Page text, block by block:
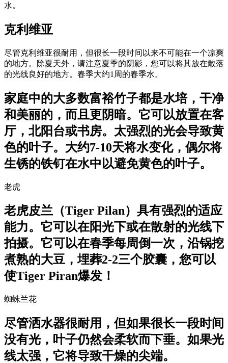
水。
克利维亚
尽管克利维亚很耐用，但很长一段时间以来不可能在一个凉爽
的地方。除夏天外，请注意夏季的阴影，您可以将其放在散落
的光线良好的地方。春季大约1周的春季水。
家庭中的大多数富裕竹子都是水培，干净
和美丽的，而且更阴暗。它可以放置在客
厅，北阳台或书房。太强烈的光会导致黄
色的叶子。大约7-10天将水变化，偶尔将
生锈的铁钉在水中以避免黄色的叶子。
老虎
老虎皮兰（Tiger Pilan）具有强烈的适应
能力。它可以在阳光下或在散射的光线下
拍摄。它可以在春季每周倒一次，沿锅挖
煮熟的大豆，埋葬2-2三个胶囊，您可以
使Tiger Piran爆发！
蜘蛛兰花
尽管洒水器很耐用，但如果很长一段时间
没有光，叶子仍然会柔软而下垂。如果光
线太强，它将导致干燥的尖端。